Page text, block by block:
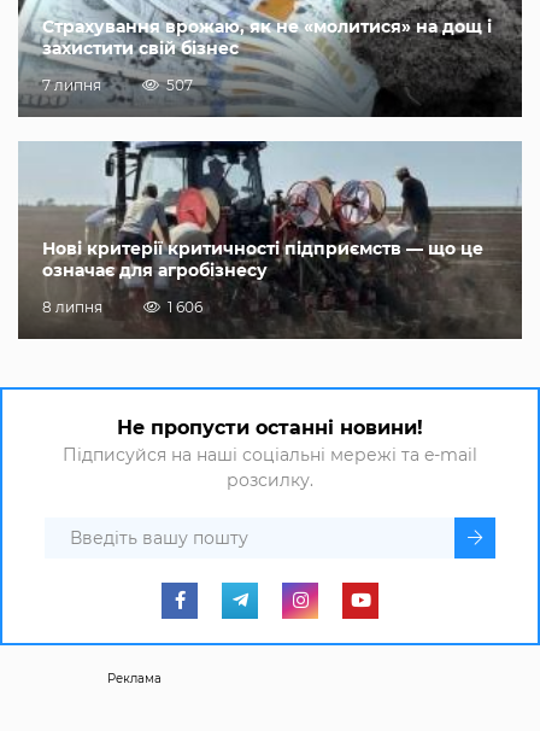
Страхування врожаю, як не «молитися» на дощ і
захистити свій бізнес
7 липня 507
Нові критерії критичності підприємств — що це
означає для агробізнесу
8 липня 1 606
Не пропусти останні новини!
Підписуйся на наші соціальні мережі та e-mail
розсилку.
Реклама